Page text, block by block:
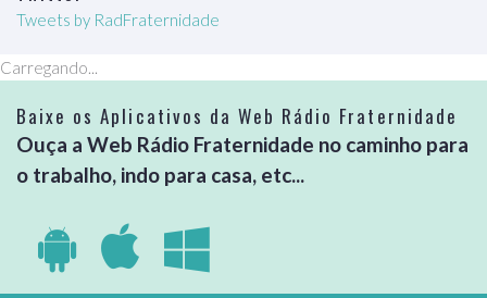
Tweets by RadFraternidade
Carregando...
Baixe os Aplicativos da Web Rádio Fraternidade
Ouça a Web Rádio Fraternidade no caminho para
o trabalho, indo para casa, etc...